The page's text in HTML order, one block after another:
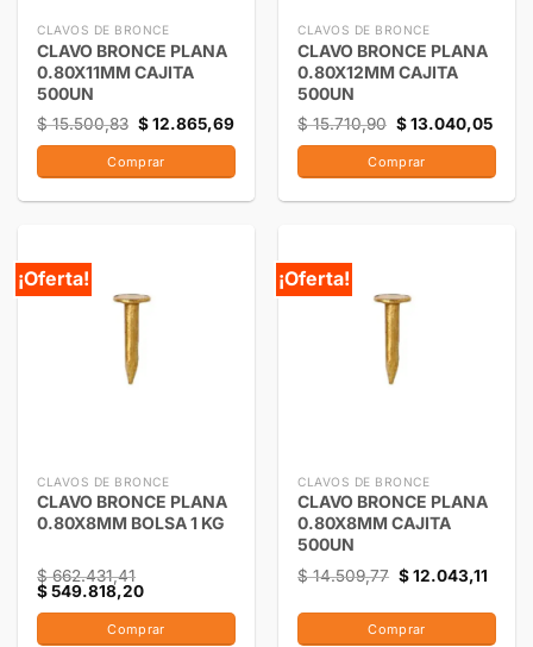
CLAVOS DE BRONCE
CLAVO BRONCE PLANA
0.80X11MM CAJITA
500UN
$15.500,83 $12.865,69
Comprar
CLAVOS DE BRONCE
CLAVO BRONCE PLANA
0.80X12MM CAJITA
500UN
$15.710,90 $13.040,05
Comprar
¡Oferta!
CLAVOS DE BRONCE
CLAVO BRONCE PLANA
0.80X8MM BOLSA 1 KG
$662.431,41
$549.818,20
Comprar
¡Oferta!
CLAVOS DE BRONCE
CLAVO BRONCE PLANA
0.80X8MM CAJITA
500UN
$14.509,77 $12.043,11
Comprar